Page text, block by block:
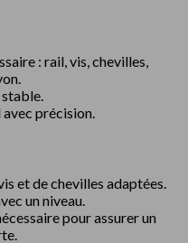
: rail, vis, chevilles,
précision.
et de chevilles adaptées.
un niveau.
pour assurer un